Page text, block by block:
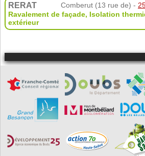
RERAT Comberut (13 rue de) -
Ravalement de façade, Isolation
extérieur